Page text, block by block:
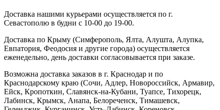
Доставка нашими курьерами осуществляется по г.
Севастополю в будни с 10-00 до 19-00.
Доставка по Крыму (Симферополь, Ялта, Алушта, Алупка,
Евпатория, Феодосия и другие города) осуществляется
еженедельно, день доставки согласовывается при заказе.
Возможна доставка заказов в г. Краснодар и по
Краснодарскому краю (Сочи, Адлер, Новороссийск, Армавир,
Ейск, Кропоткин, Славянск-на-Кубани, Туапсе, Тихорецк,
Лабинск, Крымск, Анапа, Белореченск, Тимашевск,